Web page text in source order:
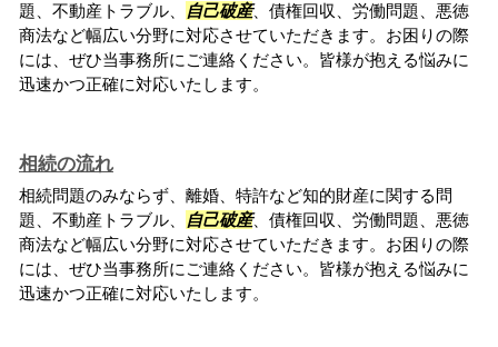
題、不動産トラブル、
自己破産、債権回収、労働問題、悪徳
商法など幅広い分野に対応させていただきます。お困りの際
には、ぜひ当事務所にご連絡ください。皆様が抱える悩みに
迅速かつ正確に対応いたします。
相続の流れ
相続問題のみならず、離婚、特許など知的財産に関する問
題、不動産トラブル、
自己破産、債権回収、労働問題、悪徳
商法など幅広い分野に対応させていただきます。お困りの際
には、ぜひ当事務所にご連絡ください。皆様が抱える悩みに
迅速かつ正確に対応いたします。